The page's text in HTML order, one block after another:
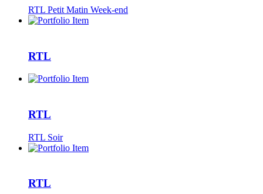
RTL Petit Matin Week-end
RTL
RTL
RTL Soir
RTL